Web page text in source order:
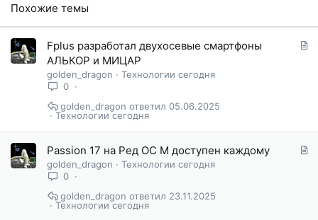
Похожие темы
С
Fplus разработал двухосевые смартфоны
АЛЬКОР и МИЦАР
golden_dragon
Технологии сегодня
0
Технологии сегодня
05.06.2025
golden_dragon
С
Passion 17 на Ред ОС М доступен каждому
golden_dragon
Технологии сегодня
0
Технологии сегодня
23.11.2025
golden_dragon